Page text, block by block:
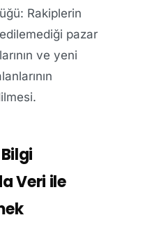
Rakiplerin
pazar
ve yeni
Veri ile